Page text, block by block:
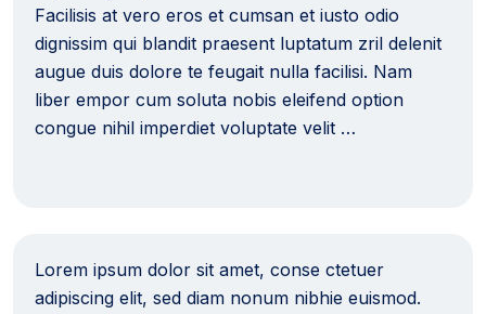
Facilisis at vero eros et cumsan et iusto odio
dignissim qui blandit praesent luptatum zril delenit
augue duis dolore te feugait nulla facilisi. Nam
liber empor cum soluta nobis eleifend option
congue nihil imperdiet voluptate velit …
Lorem ipsum dolor sit amet, conse ctetuer
adipiscing elit, sed diam nonum nibhie euismod.